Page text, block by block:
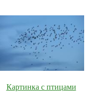
Картинка с птицами